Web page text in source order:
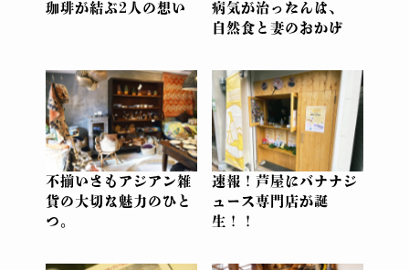
珈琲が結ぶ2人の想い
病気が治ったんは、
自然食と妻のおかげ
不揃いさもアジアン雑
貨の大切な魅力のひと
つ。
速報！芦屋にバナナジ
ュース専門店が誕
生！！